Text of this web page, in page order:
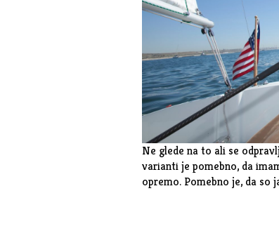
Ne glede na to ali se
varianti je pomebno, da
opremo. Pomebno je, da so